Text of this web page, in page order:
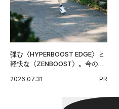
弾む〈HYPERBOOST EDGE〉と
軽快な〈ZENBOOST〉。今の時
出した新機軸。
2026.07.31 PR